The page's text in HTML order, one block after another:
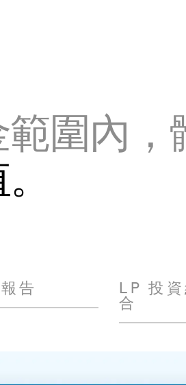
圍內
告
LP 投資
合